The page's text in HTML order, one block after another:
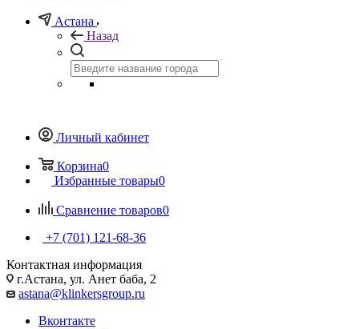
Астана
Назад
Личный кабинет
Корзина0
Избранные товары0
Сравнение товаров0
+7 (701) 121-68-36
Контактная информация
г.Астана, ул. Анет баба, 2
astana@klinkersgroup.ru
Вконтакте